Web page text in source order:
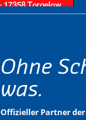
Ohne
was.
Offizieller Partner